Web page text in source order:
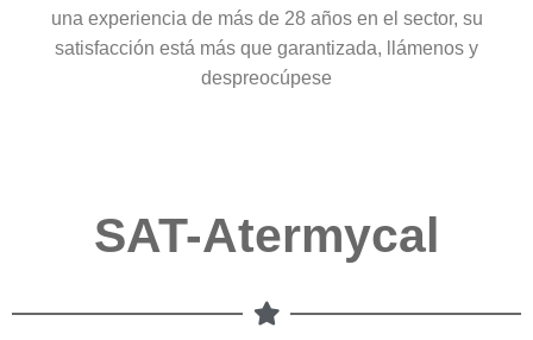
una experiencia de más de 28 años en el sector, su
satisfacción está más que garantizada, llámenos y
despreocúpese
SAT-Atermycal